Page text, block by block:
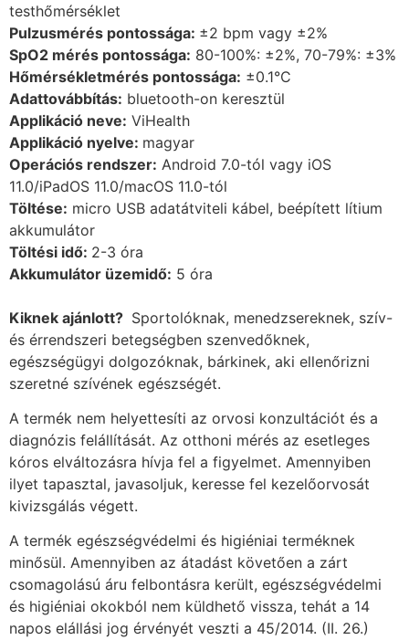
testhőmérséklet
Pulzusmérés pontossága: ±2 bpm vagy ±2%
SpO2 mérés pontossága: 80-100%: ±2%, 70-79%: ±3%
Hőmérsékletmérés pontossága: ±0.1°C
Adattovábbítás: bluetooth-on keresztül
Applikáció neve: ViHealth
Applikáció nyelve: magyar
Operációs rendszer: Android 7.0-tól vagy iOS
11.0/iPadOS 11.0/macOS 11.0-tól
Töltése: micro USB adatátviteli kábel, beépített lítium
akkumulátor
Töltési idő: 2-3 óra
Akkumulátor üzemidő: 5 óra
Kiknek ajánlott? Sportolóknak, menedzsereknek, szív-
és érrendszeri betegségben szenvedőknek,
egészségügyi dolgozóknak, bárkinek, aki ellenőrizni
szeretné szívének egészségét.
A termék nem helyettesíti az orvosi konzultációt és a
diagnózis felállítását. Az otthoni mérés az esetleges
kóros elváltozásra hívja fel a figyelmet. Amennyiben
ilyet tapasztal, javasoljuk, keresse fel kezelőorvosát
kivizsgálás végett.
A termék egészségvédelmi és higiéniai terméknek
minősül. Amennyiben az átadást követően a zárt
csomagolású áru felbontásra került, egészségvédelmi
és higiéniai okokból nem küldhető vissza, tehát a 14
napos elállási jog érvényét veszti a 45/2014. (II. 26.)